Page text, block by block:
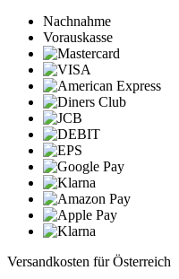
Nachnahme
Vorauskasse
Versandkosten für Österreich